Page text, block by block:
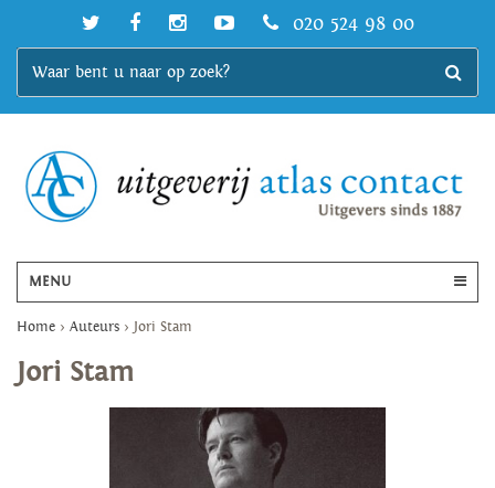
020 524 98 00
MENU
Home > Auteurs > Jori Stam
Jori Stam